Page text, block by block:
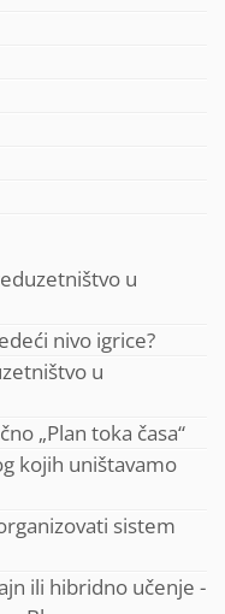
u
nivo igrice?
u
„Plan toka časa“
kojih uništavamo
sistem
ili hibridno učenje -